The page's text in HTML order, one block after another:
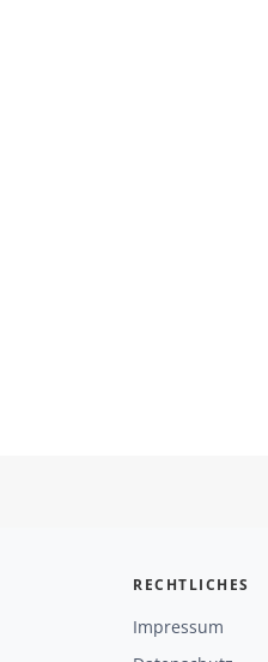
RECHTLICHES
Impressum